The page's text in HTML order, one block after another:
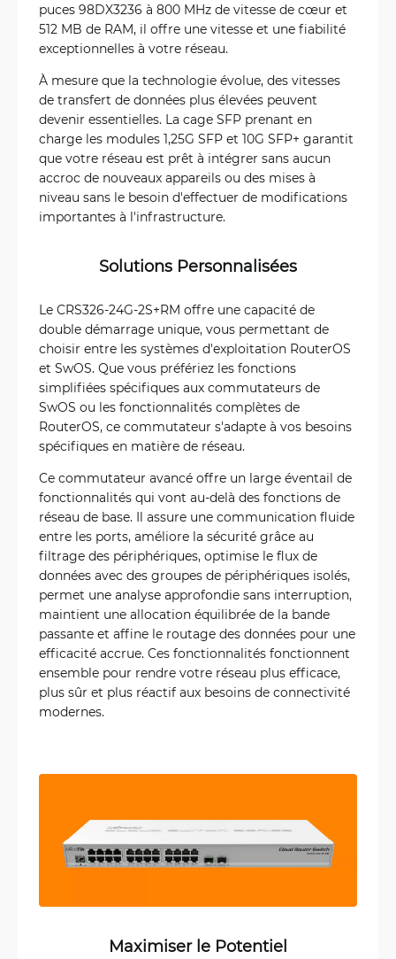
puces 98DX3236 à 800 MHz de vitesse de cœur et
512 MB de RAM, il offre une vitesse et une fiabilité
exceptionnelles à votre réseau.
À mesure que la technologie évolue, des vitesses
de transfert de données plus élevées peuvent
devenir essentielles. La cage SFP prenant en
charge les modules 1,25G SFP et 10G SFP+ garantit
que votre réseau est prêt à intégrer sans aucun
accroc de nouveaux appareils ou des mises à
niveau sans le besoin d'effectuer de modifications
importantes à l'infrastructure.
Solutions Personnalisées
Le CRS326-24G-2S+RM offre une capacité de
double démarrage unique, vous permettant de
choisir entre les systèmes d'exploitation RouterOS
et SwOS. Que vous préfériez les fonctions
simplifiées spécifiques aux commutateurs de
SwOS ou les fonctionnalités complètes de
RouterOS, ce commutateur s'adapte à vos besoins
spécifiques en matière de réseau.
Ce commutateur avancé offre un large éventail de
fonctionnalités qui vont au-delà des fonctions de
réseau de base. Il assure une communication fluide
entre les ports, améliore la sécurité grâce au
filtrage des périphériques, optimise le flux de
données avec des groupes de périphériques isolés,
permet une analyse approfondie sans interruption,
maintient une allocation équilibrée de la bande
passante et affine le routage des données pour une
efficacité accrue. Ces fonctionnalités fonctionnent
ensemble pour rendre votre réseau plus efficace,
plus sûr et plus réactif aux besoins de connectivité
modernes.
Maximiser le Potentiel